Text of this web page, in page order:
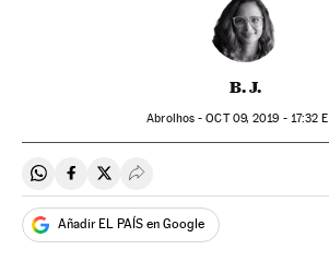
B. J.
Abrolhos -OCT09, 2019 - 17:32
Compartir en Whatsapp
Compartir en Facebook
Compartir en Twitter
Desplegar Redes Sociales
Añadir EL PAÍS en Google